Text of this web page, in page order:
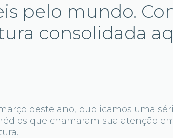
pelo mundo.
consolidada
deste ano, publicamos uma
que chamaram sua atenção